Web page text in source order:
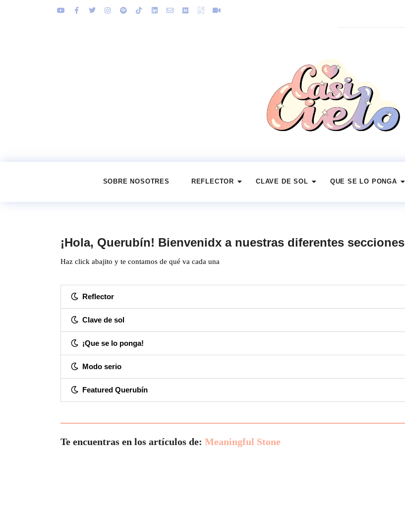
SOBRE NOSOTRES REFLECTOR CLAVE DE SOL QUE SE LO PONGA
¡Hola, Querubín! Bienvenidx a nuestras diferentes secciones
Haz click abajito y te contamos de qué va cada una
Reflector
Clave de sol
¡Que se lo ponga!
Modo serio
Featured Querubín
Te encuentras en los artículos de: Meaningful Stone